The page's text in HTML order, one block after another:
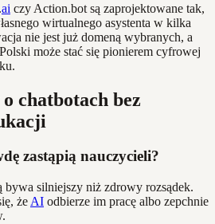
.ai czy Action.bot są zaprojektowane tak,
wirtualnego asystenta w kilka
nie jest już domeną wybranych, a
może stać się pionierem cyfrowej
chatbotach bez
zastąpią nauczycieli?
bywa silniejszy niż zdrowy rozsądek.
że AI odbierze im pracę albo zepchnie